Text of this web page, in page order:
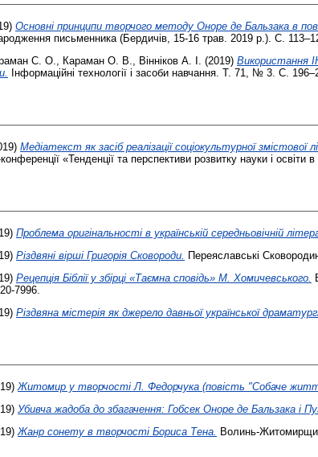
Основні принципи творчого методу Оноре де Бальзака в
письменника (Бердичів, 15-16 трав. 2019 р.). С.
С. О., Караман О. В., Вінніков А. І. (2019) Використання
Інформаційні технології і засоби навчання. Т. 71, № 3. С.
Медіатекст як засіб реалізації соціокультурної змістової
конференції «Тенденції та перспективи розвитку науки і
Проблема оригінальності в українській середньовічній
Різдвяні вірші Григорія Сковороди. Переяславські
Рецепція Біблії у збірці «Таємна сповідь» М. Хомичевського.
7996.
Різдвяна містерія як джерело давньої української
Житомир у творчості Л. Федорчука (повість "Собаче
Убивча жадоба до збагачення: Гобсек Оноре де Бальзака і
Жанр сонету в творчості Бориса Тена. Волинь-